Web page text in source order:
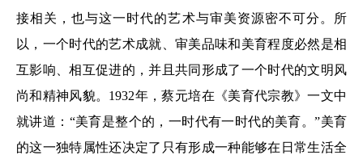
接相关，也与这一时代的艺术与审美资源密不可分。所
以，一个时代的艺术成就、审美品味和美育程度必然是相
互影响、相互促进的，并且共同形成了一个时代的文明风
尚和精神风貌。1932年，蔡元培在《美育代宗教》一文中
就讲道：“美育是整个的，一时代有一时代的美育。”美育
的这一独特属性还决定了只有形成一种能够在日常生活全